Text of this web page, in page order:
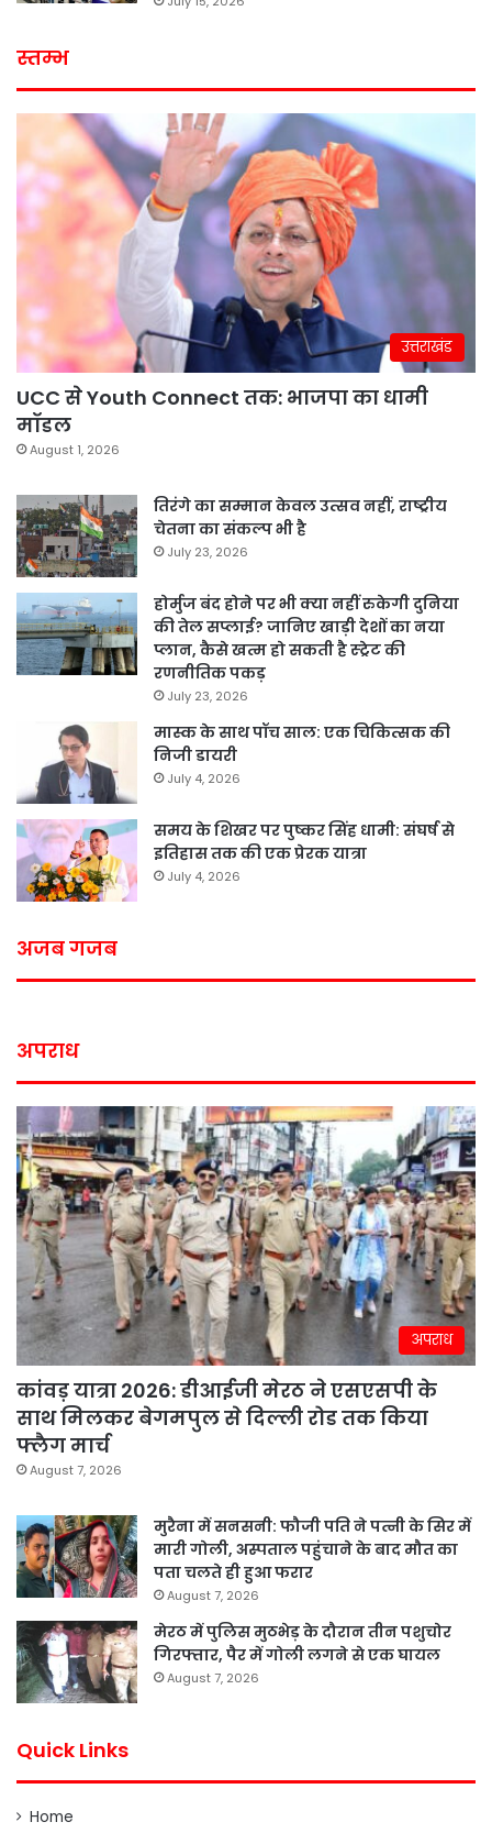
स्तम्भ
उत्तराखंड
UCC से Youth Connect तक: भाजपा का धामी
मॉडल
August 1, 2026
तिरंगे का सम्मान केवल उत्सव नहीं, राष्ट्रीय
चेतना का संकल्प भी है
July 23, 2026
होर्मुज बंद होने पर भी क्या नहीं रुकेगी दुनिया
की तेल सप्लाई? जानिए खाड़ी देशों का नया
प्लान, कैसे खत्म हो सकती है स्ट्रेट की
रणनीतिक पकड़
July 23, 2026
मास्क के साथ पॉच साल: एक चिकित्सक की
निजी डायरी
July 4, 2026
समय के शिखर पर पुष्कर सिंह धामी: संघर्ष से
इतिहास तक की एक प्रेरक यात्रा
July 4, 2026
अजब गजब
अपराध
अपराध
कांवड़ यात्रा 2026: डीआईजी मेरठ ने एसएसपी के
साथ मिलकर बेगमपुल से दिल्ली रोड तक किया
फ्लैग मार्च
August 7, 2026
मुरैना में सनसनी: फौजी पति ने पत्नी के सिर में
मारी गोली, अस्पताल पहुंचाने के बाद मौत का
पता चलते ही हुआ फरार
August 7, 2026
मेरठ में पुलिस मुठभेड़ के दौरान तीन पशुचोर
गिरफ्तार, पैर में गोली लगने से एक घायल
August 7, 2026
Quick Links
Home